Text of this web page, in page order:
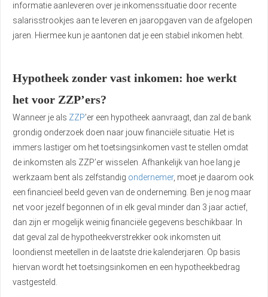
informatie aanleveren over je inkomenssituatie door recente
salarisstrookjes aan te leveren en jaaropgaven van de afgelopen
jaren. Hiermee kun je aantonen dat je een stabiel inkomen hebt.
Hypotheek zonder vast inkomen: hoe werkt
het voor ZZP’ers?
Wanneer je als ZZP’er een hypotheek aanvraagt, dan zal de bank
grondig onderzoek doen naar jouw financiële situatie. Het is
immers lastiger om het toetsingsinkomen vast te stellen omdat
de inkomsten als ZZP’er wisselen. Afhankelijk van hoe lang je
werkzaam bent als zelfstandig ondernemer, moet je daarom ook
een financieel beeld geven van de onderneming. Ben je nog maar
net voor jezelf begonnen of in elk geval minder dan 3 jaar actief,
dan zijn er mogelijk weinig financiële gegevens beschikbaar. In
dat geval zal de hypotheekverstrekker ook inkomsten uit
loondienst meetellen in de laatste drie kalenderjaren. Op basis
hiervan wordt het toetsingsinkomen en een hypotheekbedrag
vastgesteld.